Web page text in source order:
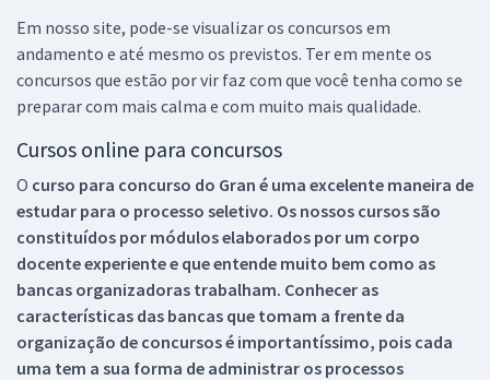
Em nosso site, pode-se visualizar os concursos em
andamento e até mesmo os previstos. Ter em mente os
concursos que estão por vir faz com que você tenha como se
preparar com mais calma e com muito mais qualidade.
Cursos online para concursos
O curso para concurso do Gran é uma excelente maneira de
estudar para o processo seletivo. Os nossos cursos são
constituídos por módulos elaborados por um corpo
docente experiente e que entende muito bem como as
bancas organizadoras trabalham. Conhecer as
características das bancas que tomam a frente da
organização de concursos é importantíssimo, pois cada
uma tem a sua forma de administrar os processos